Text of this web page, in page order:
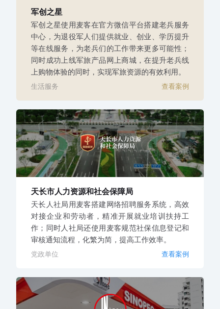
军创之星
军创之星使用麦客在官方微信平台搭建老兵服务
中心，为退役军人们提供就业、创业、学历提升
等在线服务，为老兵们的工作带来更多可能性；
同时成功上线军旅产品网上商城，在提升老兵线
上购物体验的同时，实现军旅资源的有效利用。
生活服务 查看案例
天长市人力资源和社会保障局
天长人社局用麦客搭建网络招聘服务系统，高效
对接企业和劳动者，精准开展就业培训扶持工
作；同时人社局还使用麦客规范社保信息登记和
审核通知流程，化繁为简，提高工作效率。
党政单位 查看案例